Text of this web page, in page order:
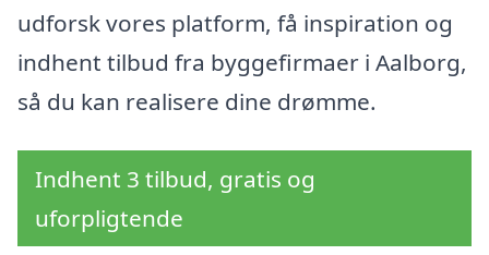
udforsk vores platform, få inspiration og
indhent tilbud fra byggefirmaer i Aalborg,
så du kan realisere dine drømme.
Indhent 3 tilbud, gratis og
uforpligtende